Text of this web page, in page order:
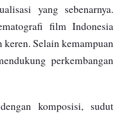
yang sebenarnya.
film Indonesia
keren. Selain kemampuan
perkembangan
komposisi, sudut